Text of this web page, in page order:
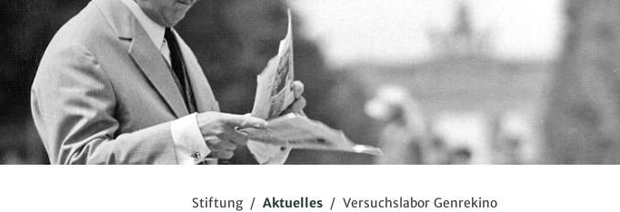
Stiftung / Aktuelles / Versuchslabor Genrekino